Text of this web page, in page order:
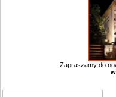
Zapraszamy do